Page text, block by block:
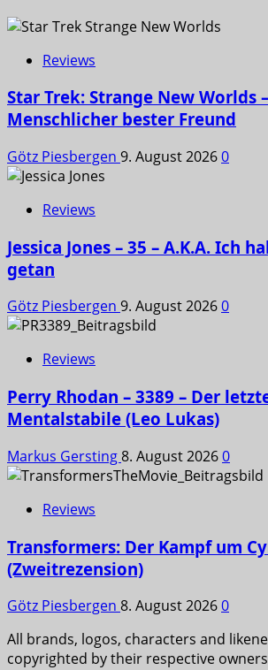
Reviews
Star Trek: Strange New Worlds
Menschlicher bester Freund
Götz Piesbergen 9. August 20260
Reviews
Jessica Jones – 35 – A.K.A. Ich
getan
Götz Piesbergen 9. August 20260
Reviews
Perry Rhodan – 3389 – Der
Mentalstabile (Leo Lukas)
Markus Gersting8. August 20260
Reviews
Transformers: Der Kampf um
(Zweitrezension)
Götz Piesbergen 8. August 20260
All brands, logos, characters and
copyrighted by their respective